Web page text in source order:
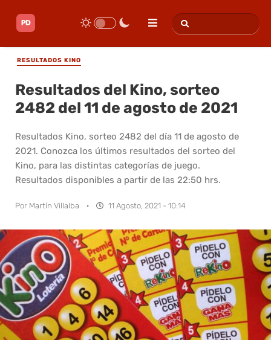
RESULTADOS KINO
Resultados del Kino, sorteo
2482 del 11 de agosto de 2021
Resultados Kino, sorteo 2482 del día 11 de agosto de
2021. Conozca los últimos resultados del sorteo del
Kino, para las distintas categorías de juego.
Resultados disponibles a partir de las 22:50 hrs.
Por Martín Villalba · 11 Agosto, 2021 - 10:14